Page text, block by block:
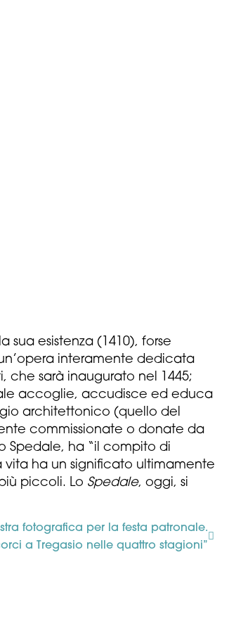
esistenza (1410), forse
interamente dedicata
che sarà inaugurato nel 1445;
accoglie, accudisce ed educa
architettonico (quello del
commissionate o donate da
Spedale, ha “il compito di
ha un significato ultimamente
piccoli. Lo Spedale, oggi, si
fotografica per la festa patronale.
a Tregasio nelle quattro stagioni”